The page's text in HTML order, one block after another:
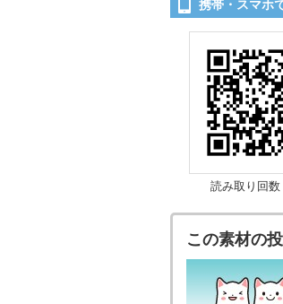
携帯・スマホ
読み取り回数
この素材の